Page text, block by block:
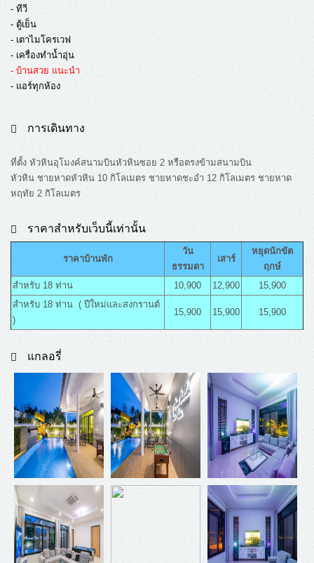
- ทีวี
- ตู้เย็น
- เตาไมโครเวฟ
- เครื่องทำน้ำอุ่น
- บ้านสวย แนะนำ
- แอร์ทุกห้อง
การเดินทาง
ที่ตั้ง หัวหินอุโมงค์สนามบินหัวหินซอย 2 หรือตรงข้ามสนามบิน
หัวหิน ชายหาดหัวหิน 10 กิโลเมตร ชายหาดชะอำ 12 กิโลเมตร ชายหาด
หฤทัย 2 กิโลเมตร
ราคาสำหรับเว็บนี้เท่านั้น
ราคาบ้านพัก
วัน
ธรรมดา
เสาร์
หยุดนักขัต
ฤกษ์
สำหรับ 18 ท่าน
10,900 12,900
15,900
สำหรับ 18 ท่าน ( ปีใหม่และสงกรานต์
)
15,900 15,900 15,900
แกลอรี่